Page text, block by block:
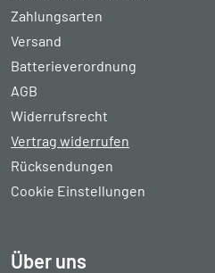
Zahlungsarten
Versand
Batterieverordnung
AGB
Widerrufsrecht
Vertrag widerrufen
Rücksendungen
Cookie Einstellungen
Über uns